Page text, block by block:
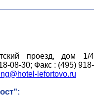
проезд, дом 1/4
08-30; Факс : (495) 918-
lefortovo.ru